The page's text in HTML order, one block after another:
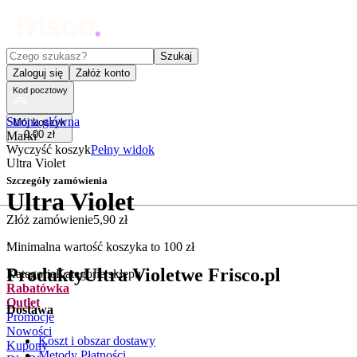
Czego szukasz?
Szukaj
Zaloguj się
Załóż konto
Kod pocztowy
Mój koszyk
0,00 zł
Wyczyść koszykPełny widok
Szczegóły zamówienia
Złóż zamówienie5,90 zł
Minimalna wartość koszyka to 100 zł
KategorieKategorie sklepu
Rabatówka
Outlet
Promocje
Nowości
Kupony
Strona główna
Marki
Ultra Violet
Ultra Violet
.
ProduktyUltra Violetwe Frisco.pl
Dostawa
Koszt i obszar dostawy